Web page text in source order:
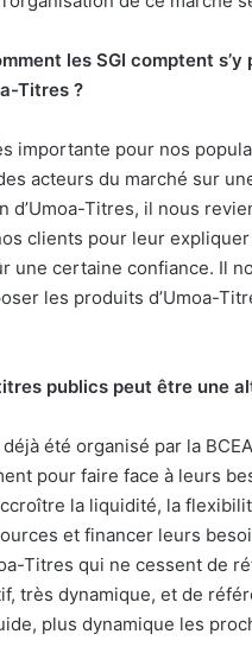
les SGI comptent
Titres ?
importante pour nos
acteurs du marché sur
Titres, il nous
clients pour leur
une certaine confiance. Il
les produits d’Umoa-
publics peut être une
été organisé par la
pour faire face à leurs
la liquidité, la
et financer leurs
Titres qui ne cessent de
très dynamique, et de
plus dynamique les